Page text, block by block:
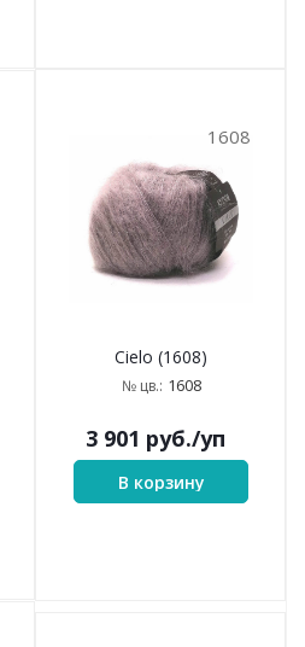
1608
Cielo (1608)
№ цв.: 1608
3 901 руб./уп
В корзину